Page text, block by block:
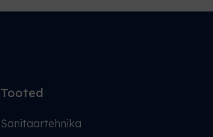
Tooted
Sanitaartehnika